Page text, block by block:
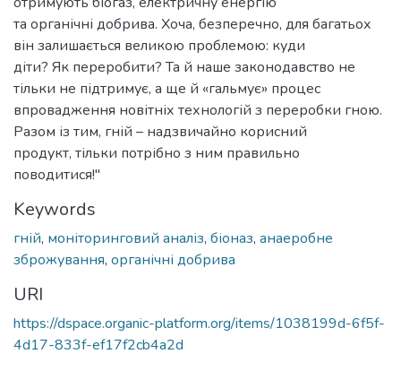
та органічні добрива. Хоча, безперечно, для багатьох
він залишається великою проблемою: куди
діти? Як переробити? Та й наше законодавство не
тільки не підтримує, а ще й «гальмує» процес
впровадження новітніх технологій з переробки гною.
Разом із тим, гній – надзвичайно корисний
продукт, тільки потрібно з ним правильно
поводитися!"
Keywords
гній, моніторинговий аналіз, біоназ, анаеробне
зброжування, органічні добрива
URI
https://dspace.organic-platform.org/items/1038199d-6f5f-
4d17-833f-ef17f2cb4a2d